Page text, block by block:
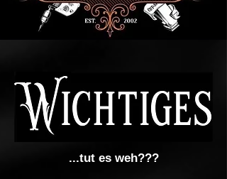
...tut es weh???